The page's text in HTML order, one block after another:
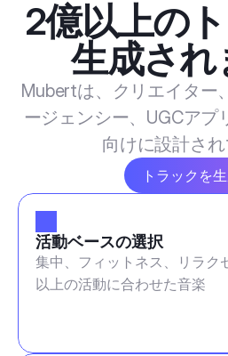
2億以上の
生成され
Mubertは、クリエイター
ージェンシー、UGCアプ
向けに設計さ
トラックを
活動ベースの選択
集中、フィットネス、リラク
以上の活動に合わせた音楽